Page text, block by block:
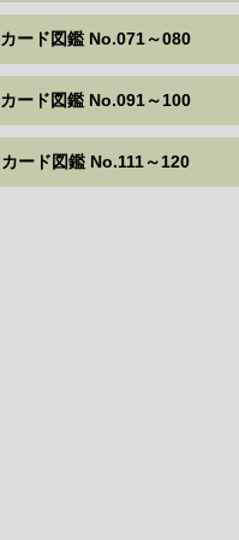
カード図鑑 No.071～080
カード図鑑 No.091～100
カード図鑑 No.111～120